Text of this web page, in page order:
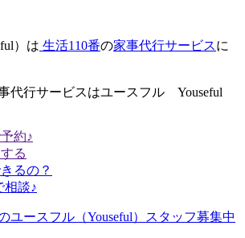
）は 生活110番の家事代行サービスに
代行サービスはユースフル Youseful
約♪
る
るの？
相談♪